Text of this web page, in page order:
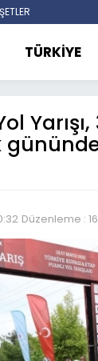
TÜRKİYE
Düzenleme :